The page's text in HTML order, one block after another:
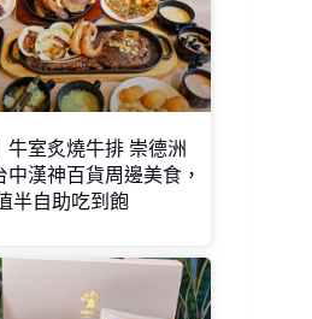
牛室炙燒牛排 崇德洲
中漢神百貨周邊美食，
半自助吃到飽